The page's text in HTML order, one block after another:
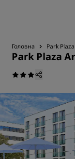
Головна Park
Park Plaza